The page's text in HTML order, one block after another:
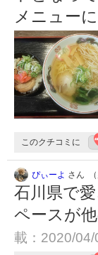
メニュー
このクチコミに
ぴぃーよ さん （
石川県で
ペースが
載：2020/04/